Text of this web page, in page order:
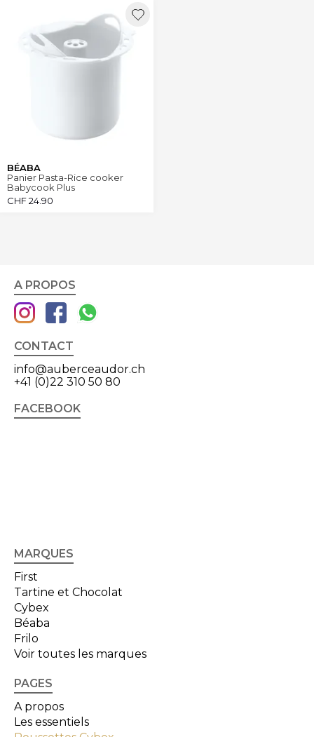
BÉABA
Panier Pasta-Rice cooker
Babycook Plus
CHF24.90
A PROPOS
CONTACT
info@auberceaudor.ch
+41 (0)22 310 50 80
FACEBOOK
MARQUES
First
Tartine et Chocolat
Cybex
Béaba
Frilo
Voir toutes les marques
PAGES
A propos
Les essentiels